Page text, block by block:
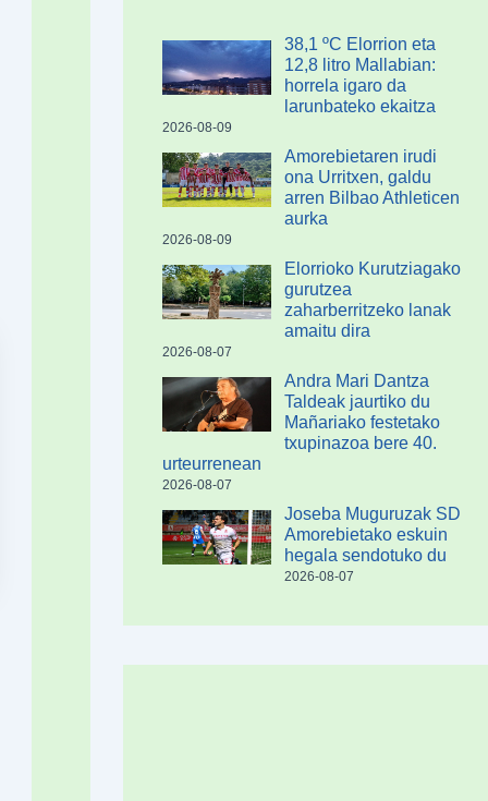
38,1 ºC Elorrion eta
12,8 litro Mallabian:
horrela igaro da
larunbateko ekaitza
2026-08-09
Amorebietaren irudi
ona Urritxen, galdu
arren Bilbao Athleticen
aurka
2026-08-09
Elorrioko Kurutziagako
gurutzea
zaharberritzeko lanak
amaitu dira
2026-08-07
Andra Mari Dantza
Taldeak jaurtiko du
Mañariako festetako
txupinazoa bere 40.
urteurrenean
2026-08-07
Joseba Muguruzak SD
Amorebietako eskuin
hegala sendotuko du
2026-08-07